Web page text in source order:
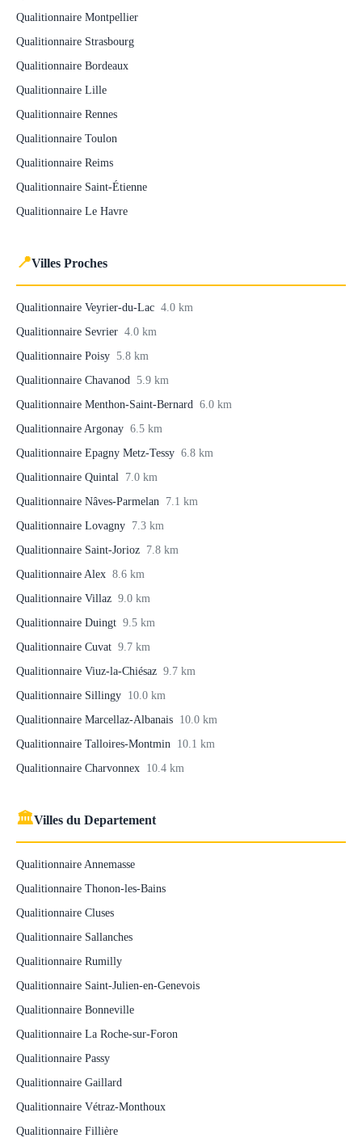
Qualitionnaire Montpellier
Qualitionnaire Strasbourg
Qualitionnaire Bordeaux
Qualitionnaire Lille
Qualitionnaire Rennes
Qualitionnaire Toulon
Qualitionnaire Reims
Qualitionnaire Saint-Étienne
Qualitionnaire Le Havre
📍Villes Proches
Qualitionnaire Veyrier-du-Lac 4.0 km
Qualitionnaire Sevrier 4.0 km
Qualitionnaire Poisy 5.8 km
Qualitionnaire Chavanod 5.9 km
Qualitionnaire Menthon-Saint-Bernard 6.0 km
Qualitionnaire Argonay 6.5 km
Qualitionnaire Epagny Metz-Tessy 6.8 km
Qualitionnaire Quintal 7.0 km
Qualitionnaire Nâves-Parmelan 7.1 km
Qualitionnaire Lovagny 7.3 km
Qualitionnaire Saint-Jorioz 7.8 km
Qualitionnaire Alex 8.6 km
Qualitionnaire Villaz 9.0 km
Qualitionnaire Duingt 9.5 km
Qualitionnaire Cuvat 9.7 km
Qualitionnaire Viuz-la-Chiésaz 9.7 km
Qualitionnaire Sillingy 10.0 km
Qualitionnaire Marcellaz-Albanais 10.0 km
Qualitionnaire Talloires-Montmin 10.1 km
Qualitionnaire Charvonnex 10.4 km
🏛Villes du Departement
Qualitionnaire Annemasse
Qualitionnaire Thonon-les-Bains
Qualitionnaire Cluses
Qualitionnaire Sallanches
Qualitionnaire Rumilly
Qualitionnaire Saint-Julien-en-Genevois
Qualitionnaire Bonneville
Qualitionnaire La Roche-sur-Foron
Qualitionnaire Passy
Qualitionnaire Gaillard
Qualitionnaire Vétraz-Monthoux
Qualitionnaire Fillière